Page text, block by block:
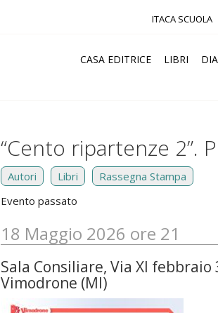
ITACA SCUOLA
CASA EDITRICE LIBRI
“Cento ripartenze 2”.
Autori Libri
Rassegna Stampa
Evento passato
18 Maggio 2026 ore 21
Sala Consiliare, Via XI febbraio
Vimodrone (MI)